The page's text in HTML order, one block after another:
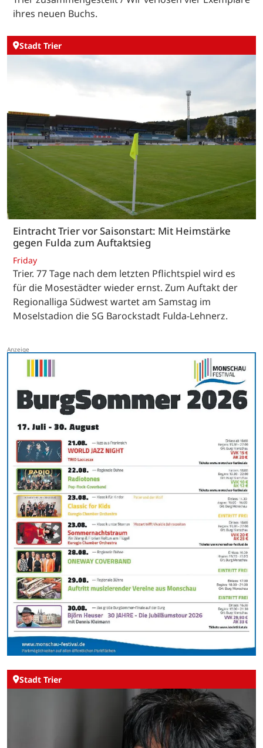
ihres neuen Buchs.
Stadt Trier
Eintracht Trier vor Saisonstart: Mit Heimstärke
gegen Fulda zum Auftaktsieg
Friday
Trier. 77 Tage nach dem letzten Pflichtspiel wird es
für die Mosestädter wieder ernst. Zum Auftakt der
Regionalliga Südwest wartet am Samstag im
Moselstadion die SG Barockstadt Fulda-Lehnerz.
Stadt Trier